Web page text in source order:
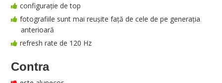
configurație de top
fotografiile sunt mai reușite față de cele de pe generația
anterioară
refresh rate de 120 Hz
Contra